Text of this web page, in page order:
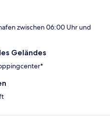
zwischen 06:00 Uhr und
Geländes